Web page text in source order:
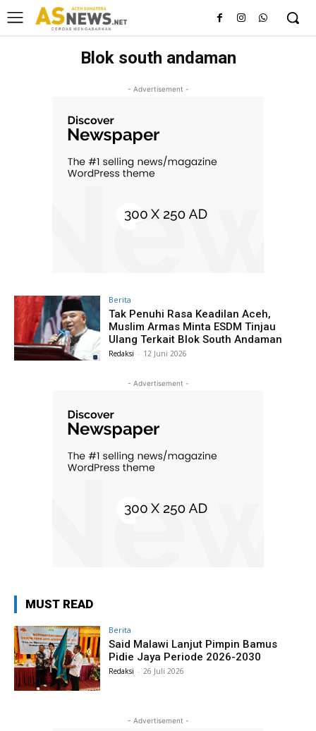
Blok south andaman
- Advertisement -
Berita
Tak Penuhi Rasa Keadilan Aceh,
Muslim Armas Minta ESDM Tinjau
Ulang Terkait Blok South Andaman
Redaksi - 12 Juni 2026
- Advertisement -
MUST READ
Berita
Said Malawi Lanjut Pimpin Bamus
Pidie Jaya Periode 2026-2030
Redaksi - 26 Juli 2026
- Advertisement -